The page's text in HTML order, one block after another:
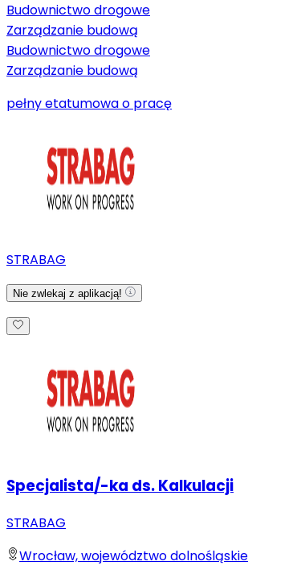
Budownictwo drogowe
Zarządzanie budową
Budownictwo drogowe
Zarządzanie budową
pełny etatumowa o pracę
STRABAG
Nie zwlekaj z aplikacją!
Specjalista/-ka ds. Kalkulacji
STRABAG
Wrocław, województwo dolnośląskie